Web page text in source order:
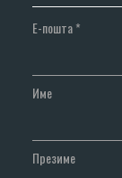
Е-пошта*
Име
Презиме